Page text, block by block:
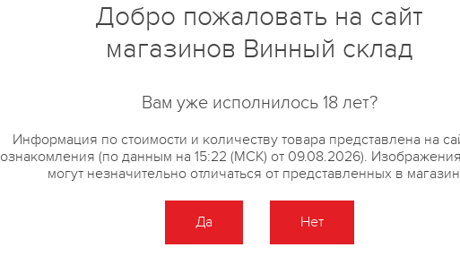
Добро пожаловать на сайт
магазинов Винный склад
Вам уже исполнилось 18 лет?
Информация по стоимости и количеству товара представлена на
ознакомления (по данным на 15:22 (МСК) от 09.08.2026).
могут незначительно отличаться от представленных в
Да Нет